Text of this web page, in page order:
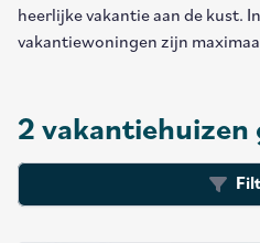
heerlijke vakantie aan de kust.
vakantiewoningen zijn
2 vakantiehuizen